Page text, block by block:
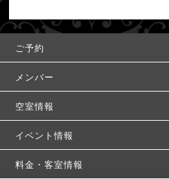
ご予約
メンバー
空室情報
イベント情報
料金・客室情報